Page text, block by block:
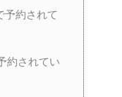
予約されて
約されてい